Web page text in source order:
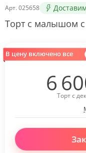
Арт. 025658
Торт с малышом с
В цену включено все
Торт с
6